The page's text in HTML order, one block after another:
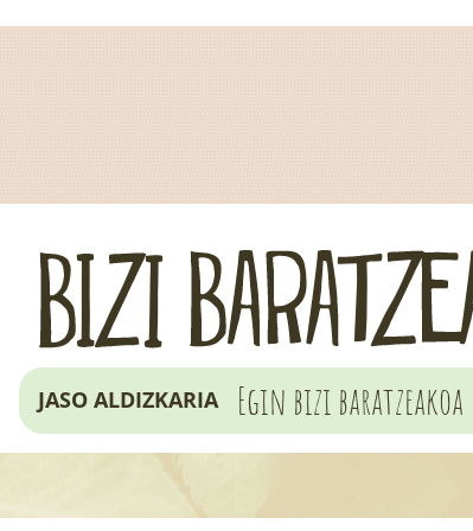
JASO ALDIZKARIA Egin bizi baratzeakoa